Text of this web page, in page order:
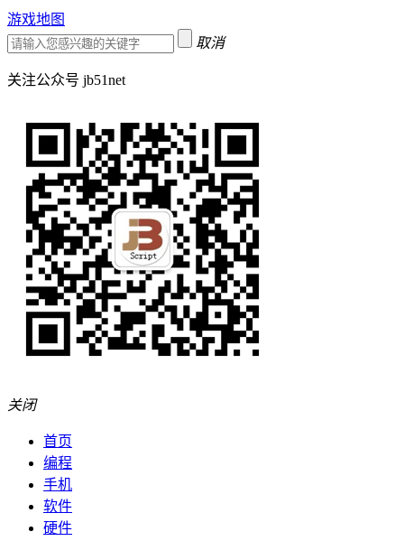
游戏地图
取消
关注公众号 jb51net
关闭
首页
编程
手机
软件
硬件